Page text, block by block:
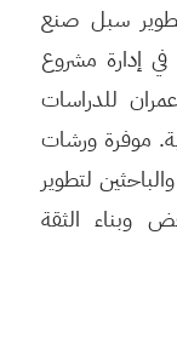
سبل صنع
إدارة مشروع
للدراسات
موفرة ورشات
لتطوير
وبناء الثقة